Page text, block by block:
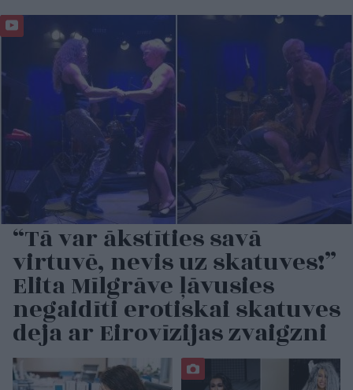
“Tā var ākstīties savā
virtuvē, nevis uz skatuves!”
Elita Mīlgrāve ļāvusies
negaidīti erotiskai skatuves
deja ar Eirovīzijas zvaigzni